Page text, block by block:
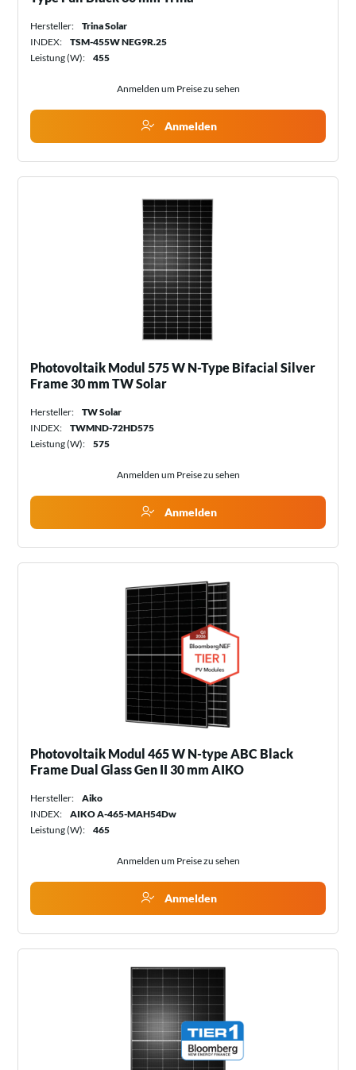
Hersteller:
Trina Solar
INDEX:
TSM-455W NEG9R.25
Leistung (W):
455
Anmelden um Preise zu sehen
Anmelden
Photovoltaik Modul 575 W N-Type Bifacial Silver
Frame 30 mm TW Solar
Hersteller:
TW Solar
INDEX:
TWMND-72HD575
Leistung (W):
575
Anmelden um Preise zu sehen
Anmelden
Photovoltaik Modul 465 W N-type ABC Black
Frame Dual Glass Gen II 30 mm AIKO
Hersteller:
Aiko
INDEX:
AIKO A-465-MAH54Dw
Leistung (W):
465
Anmelden um Preise zu sehen
Anmelden